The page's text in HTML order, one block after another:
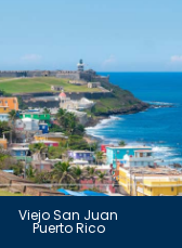
Viejo San Juan
Puerto Rico